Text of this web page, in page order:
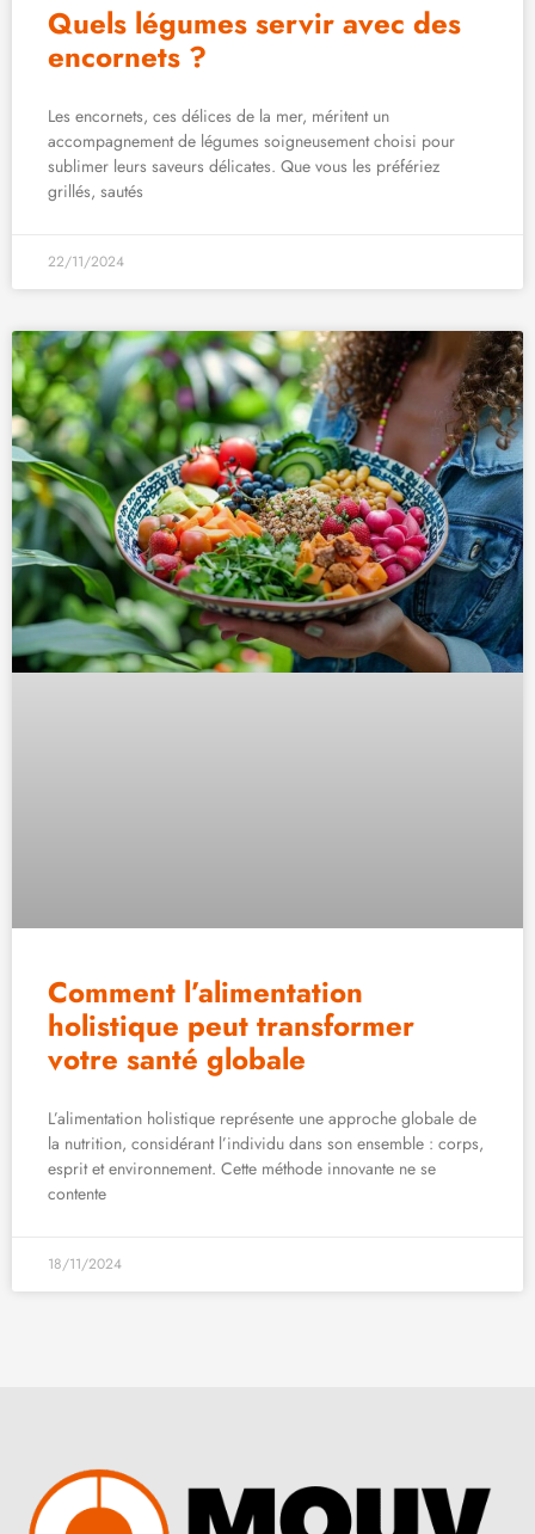
Quels légumes servir avec des
encornets ?
Les encornets, ces délices de la mer, méritent un
accompagnement de légumes soigneusement choisi pour
sublimer leurs saveurs délicates. Que vous les préfériez
grillés, sautés
22/11/2024
Comment l’alimentation
holistique peut transformer
votre santé globale
L’alimentation holistique représente une approche globale de
la nutrition, considérant l’individu dans son ensemble : corps,
esprit et environnement. Cette méthode innovante ne se
contente
18/11/2024